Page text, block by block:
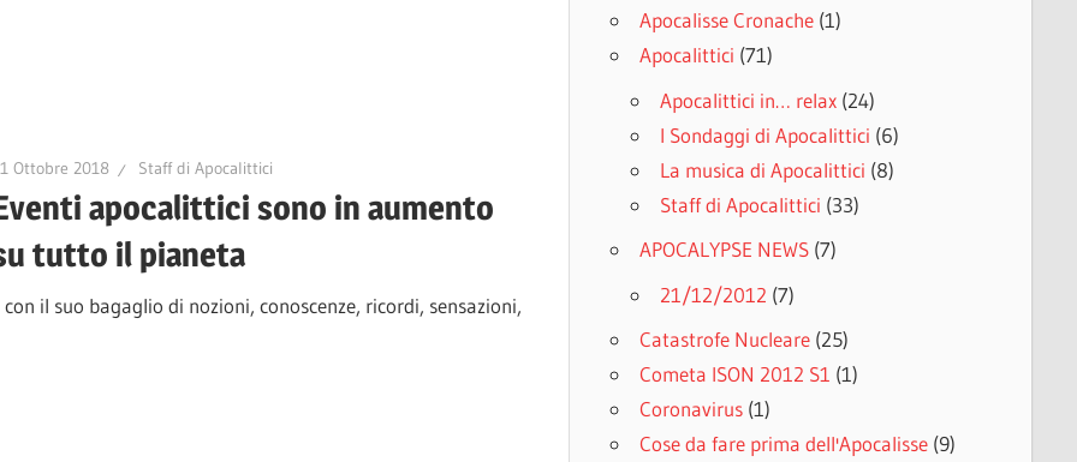
Ottobre 2018 Staff di Apocalittici
apocalittici sono in aumento
tutto il pianeta
il suo bagaglio di nozioni, conoscenze, ricordi, sensazioni,
Apocalisse Cronache(1)
Apocalittici (71)
Apocalittici in… relax(24)
I Sondaggi di Apocalittici (6)
La musica di Apocalittici (8)
Staff di Apocalittici (33)
APOCALYPSE NEWS(7)
21/12/2012 (7)
Catastrofe Nucleare(25)
Cometa ISON 2012 S1 (1)
Coronavirus(1)
Cose da fare prima dell'Apocalisse(9)